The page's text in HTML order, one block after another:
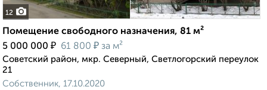
12
Помещение свободного назначения, 81 м²
5 000 000 ₽ 61 800 ₽ за м²
Советский район, мкр. Северный, Светлогорский переулок
21
Собственник, 17.10.2020